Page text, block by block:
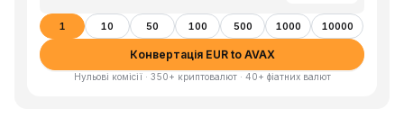
1 10 50 100 500 1000 10000
Конвертація EUR to AVAX
Нульові комісії · 350+ криптовалют · 40+ фіатних валют